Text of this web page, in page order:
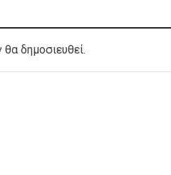
δημοσιευθεί.